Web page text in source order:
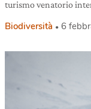
turismo venatorio
Biodiversità 6